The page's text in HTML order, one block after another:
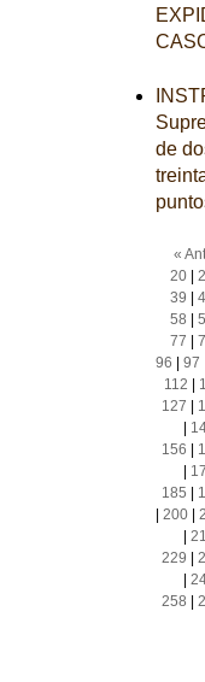
de
«
20|
39
58
77
96
97
112
127
156
185
200|
229
258